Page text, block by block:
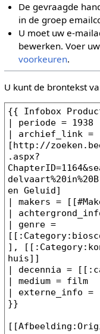
De gevraagde
in de groep
U moet uw e-
bewerken. Voer
voorkeuren.
U kunt de brontekst